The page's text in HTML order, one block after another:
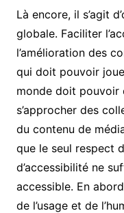
Là encore, il s’agit
globale. Faciliter
l’amélioration des
qui doit pouvoir
monde doit pouvoir
s’approcher des
du contenu de
que le seul respect
d’accessibilité ne
accessible. En
de l’usage et de